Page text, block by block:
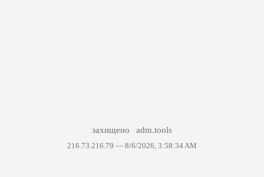
захищено adm.tools
216.73.216.79 — 8/6/2026, 3:58:34 AM